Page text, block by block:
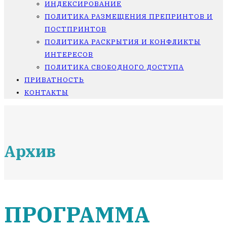
ИНДЕКСИРОВАНИЕ
ПОЛИТИКА РАЗМЕЩЕНИЯ ПРЕПРИНТОВ И
ПОСТПРИНТОВ
ПОЛИТИКА РАСКРЫТИЯ И КОНФЛИКТЫ
ИНТЕРЕСОВ
ПОЛИТИКА СВОБОДНОГО ДОСТУПА
ПРИВАТНОСТЬ
КОНТАКТЫ
Архив
ПРОГРАММА